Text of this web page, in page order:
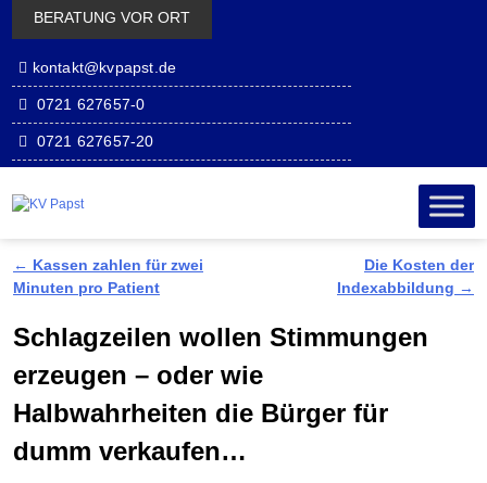
BERATUNG VOR ORT
kontakt@kvpapst.de
0721 627657-0
0721 627657-20
Zum Inhalt
wechseln
Zum
Artikelnavigation
← Kassen zahlen für zwei
Minuten pro Patient
Die Kosten der
Indexabbildung →
Schlagzeilen wollen Stimmungen
erzeugen – oder wie
Halbwahrheiten die Bürger für
dumm verkaufen…